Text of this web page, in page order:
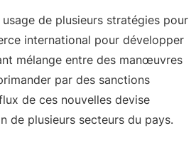
de plusieurs stratégies pour
international pour développer
mélange entre des manœuvres
par des sanctions
de ces nouvelles devise
de plusieurs secteurs du pays.